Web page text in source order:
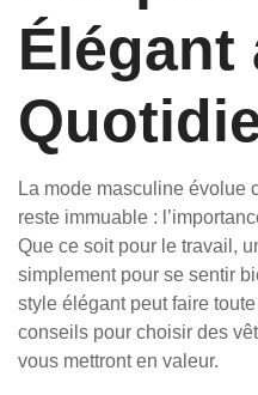
Élégant
La mode masculine évolue
reste immuable :
Que ce soit pour le travail,
simplement pour se sentir
style élégant peut faire
conseils pour choisir des
vous mettront en valeur.